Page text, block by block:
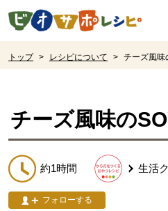
ページの先頭です。
トップ > レシピについて > チーズ風味
チーズ風味の
約1時間 生活
フォローする